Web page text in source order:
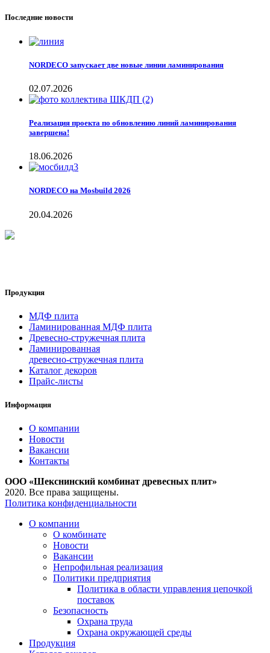
Последние новости
NORDECO запускает две новые линии ламинирования
02.07.2026
Реализация проекта по обновлению линий ламинирования
завершена!
18.06.2026
NORDECO на Mosbuild 2026
20.04.2026
Продукция
МДФ плита
Ламинированная МДФ плита
Древесно-стружечная плита
Ламинированная
древесно-стружечная плита
Каталог декоров
Прайс-листы
Информация
О компании
Новости
Вакансии
Контакты
ООО «Шекснинский комбинат древесных плит»
2020. Все права защищены.
Политика конфиденциальности
О компании
О комбинате
Новости
Вакансии
Непрофильная реализация
Политики предприятия
Политика в области управления цепочкой
поставок
Безопасность
Охрана труда
Охрана окружающей среды
Продукция